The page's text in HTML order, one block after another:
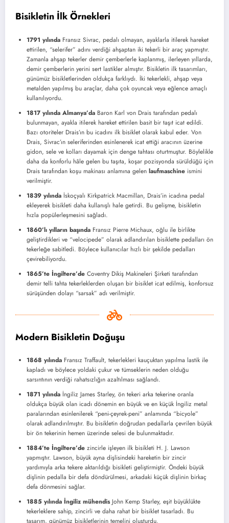
Bisikletin İlk Örnekleri
1791 yılında Fransız Sivrac, pedalı olmayan, ayaklarla itilerek hareket
ettirilen, “selerifer” adını verdiği ahşaptan iki tekerli bir araç yapmıştır.
Zamanla ahşap tekerler demir çemberlerle kaplanmış, ilerleyen yıllarda,
demir çemberlerin yerini sert lastikler almıştır. Bisikletin ilk tasarımları,
günümüz bisikletlerinden oldukça farklıydı. İki tekerlekli, ahşap veya
metalden yapılmış bu araçlar, daha çok oyuncak veya eğlence amaçlı
kullanılıyordu.
1817 yılında Almanya’da Baron Karl von Drais tarafından pedalı
bulunmayan, ayakla itilerek hareket ettirilen basit bir taşıt icat edildi.
Bazı otoriteler Drais’ın bu icadını ilk bisiklet olarak kabul eder. Von
Drais, Sivrac’ın seleriferinden esinlenerek icat ettiği aracının üzerine
gidon, sele ve kolları dayamak için denge tahtası oturtmuştur. Böylelikle
daha da konforlu hâle gelen bu taşıta, koşar pozisyonda sürüldüğü için
Drais tarafından koşu makinası anlamına gelen laufmaschine ismini
verilmiştir.
1839 yılında İskoçyalı Kirkpatrick Macmillan, Drais’in icadına pedal
ekleyerek bisikleti daha kullanışlı hale getirdi. Bu gelişme, bisikletin
hızla popülerleşmesini sağladı.
1860’lı yılların başında Fransız Pierre Michaux, oğlu ile birlikte
geliştirdikleri ve “velocipede” olarak adlandırılan bisiklette pedalları ön
tekerleğe sabitledi. Böylece kullanıcılar hızlı bir şekilde pedalları
çevirebiliyordu.
1865’te İngiltere’de Coventry Dikiş Makineleri Şirketi tarafından
demir telli tahta tekerleklerden oluşan bir bisiklet icat edilmiş, konforsuz
sürüşünden dolayı “sarsak” adı verilmiştir.
Modern Bisikletin Doğuşu
1868 yılında Fransız Traffault, tekerlekleri kauçuktan yapılma lastik ile
kapladı ve böylece yoldaki çukur ve tümseklerin neden olduğu
sarsıntının verdiği rahatsızlığın azaltılması sağlandı.
1871 yılında İngiliz James Starley, ön tekeri arka tekerine oranla
oldukça büyük olan icadı dönemin en büyük ve en küçük İngiliz metal
paralarından esinlenilerek “peni-çeyrek-peni” anlamında “bicyole”
olarak adlandırılmıştır. Bu bisikletin doğrudan pedallarla çevrilen büyük
bir ön tekerinin hemen üzerinde selesi de bulunmaktadır.
1884’te İngiltere’de zincirle işleyen ilk bisikleti H. J. Lawson
yapmıştır. Lawson, büyük ayna dişlisindeki hareketin bir zincir
yardımıyla arka tekere aktarıldığı bisikleti geliştirmiştir. Öndeki büyük
dişlinin pedalla bir defa döndürülmesi, arkadaki küçük dişlinin birkaç
defa dönmesini sağlar.
1885 yılında İngiliz mühendisJohn Kemp Starley, eşit büyüklükte
tekerleklere sahip, zincirli ve daha rahat bir bisiklet tasarladı. Bu
tasarım, günümüz bisikletlerinin temelini oluşturdu.